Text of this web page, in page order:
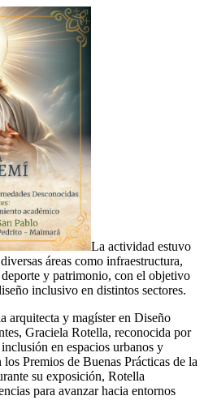
La actividad estuvo
áreas como infraestructura,
y patrimonio, con el objetivo
inclusivo en distintos sectores.
arquitecta y magíster en Diseño
Graciela Rotella, reconocida por
en espacios urbanos y
Premios de Buenas Prácticas de la
su exposición, Rotella
para avanzar hacia entornos